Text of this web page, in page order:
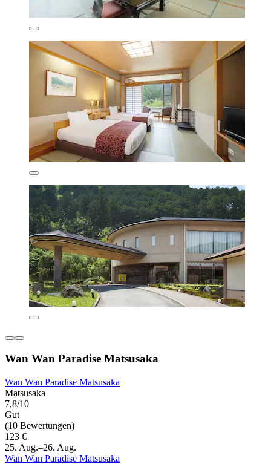
Wan Wan Paradise Matsusaka
Wan Wan Paradise Matsusaka
Matsusaka
7,8/10
Gut
(10 Bewertungen)
123 €
25. Aug.–26. Aug.
Wan Wan Paradise Matsusaka